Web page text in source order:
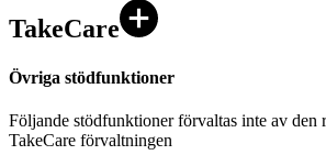
TakeCare
Övriga stödfunktioner
Följande stödfunktioner förvaltas inte av den
TakeCare förvaltningen